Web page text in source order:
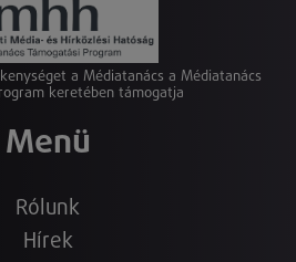
a Médiatanács a Médiatanács
keretében támogatja
Menü
Rólunk
Hírek